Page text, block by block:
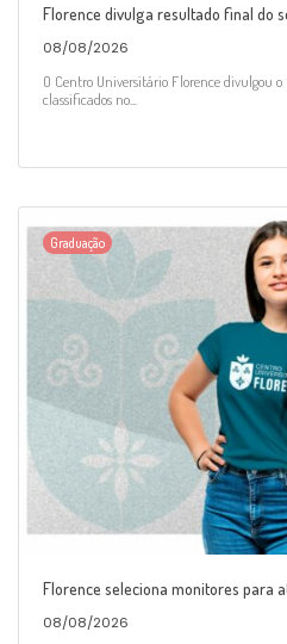
Florence divulga resultado final do
08/08/2026
O Centro Universitário Florence divulgou
classificados no...
Graduação
Florence seleciona monitores para
08/08/2026